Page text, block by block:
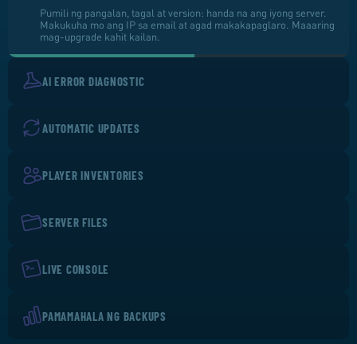
Pumili ng pangalan, tagal at version: handa na ang iyong server.
Makukuha mo ang IP sa email at agad makakapaglaro. Maaaring
mag-upgrade kahit kailan.
AI ERROR DIAGNOSTIC
AUTOMATIC UPDATES
PLAYER INVENTORIES
SERVER FILES
LIVE CONSOLE
PAMAMAHALA NG BACKUPS